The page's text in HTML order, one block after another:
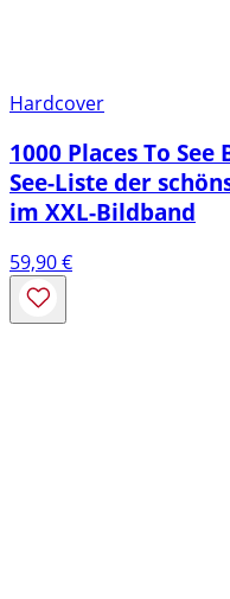
Hardcover
1000 Places To
See-Liste der
im XXL-Bildband
59,90€